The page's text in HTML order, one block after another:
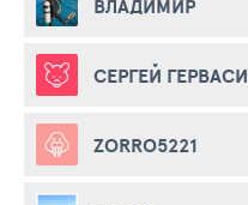
СЕРГЕЙ ГЕРВАСИ
ZORRO5221